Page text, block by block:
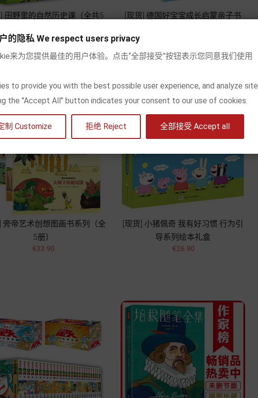
田野里的自然历史课（全共5
Price
€42.90
 
Add to cart
[现货] 德国好宝宝成长启蒙亲子书
Add to cart
旁帝艺术创想图画书系列（全
5册）
Price
€33.90

[现货] 小猪佩奇 我有好习惯 行为引
导系列绘本礼盒
Price
€26.90
 
的隐私 We respect users privacy
来为您提供最佳的用户体验。点击“全部接受”按钮表示您同意我们使用
to provide you with the best possible user experience, and analyze site
the "Accept All" button indicates your consent to our use of cookies.
制 Customize 拒绝 Reject 全部接受 Accept all